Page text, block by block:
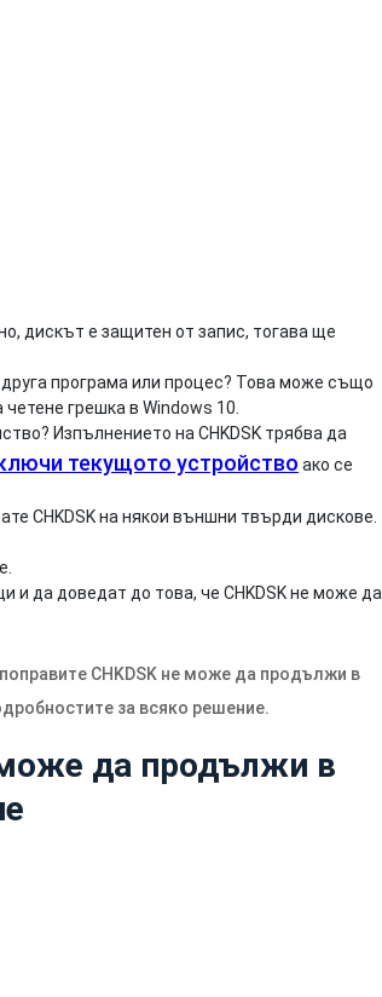
дискът е защитен от запис, тогава ще
програма или процес? Това може също
грешка в Windows 10.
Изпълнението на CHKDSK трябва да
текущото устройство ако се
CHKDSK на някои външни твърди дискове.
да доведат до това, че CHKDSK не може да
CHKDSK не може да продължи в
за всяко решение.
да продължи в